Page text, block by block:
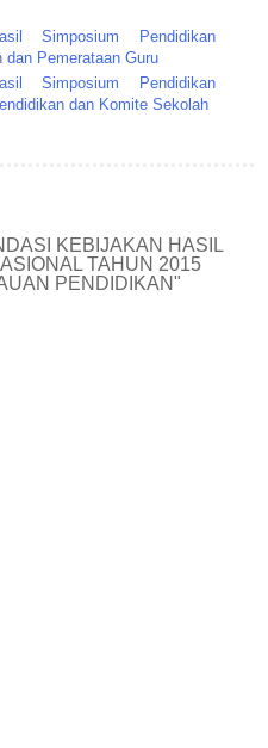
Simposium Pendidikan
dan Pemerataan Guru
Simposium Pendidikan
dan Komite Sekolah
KEBIJAKAN HASIL
TAHUN 2015
PENDIDIKAN"